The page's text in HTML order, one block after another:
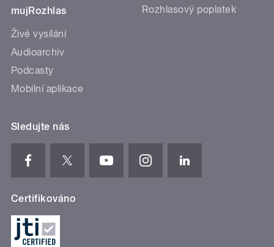
mujRozhlas
Živé vysílání
Audioarchiv
Podcasty
Mobilní aplikace
Rozhlasový poplatek
Sledujte nás
Certifikováno